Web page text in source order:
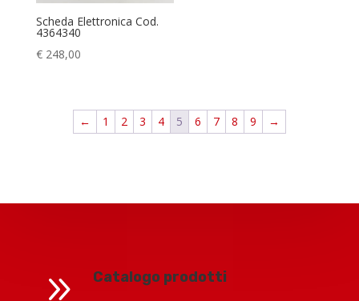
Scheda Elettronica Cod.
4364340
€248,00
← 1 2 3 4 5 6 7 8 9 →
9 Catalogo prodotti